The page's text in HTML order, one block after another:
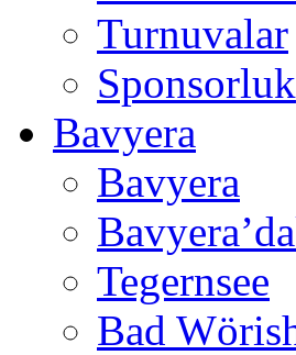
Turnuvalar
Sponsorluk
Bavyera
Bavyera
Tegernsee
Bad